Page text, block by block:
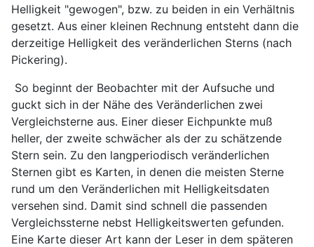
Helligkeit "gewogen", bzw. zu beiden in ein Verhältnis
gesetzt. Aus einer kleinen Rechnung entsteht dann die
derzeitige Helligkeit des veränderlichen Sterns (nach
Pickering).
So beginnt der Beobachter mit der Aufsuche und
guckt sich in der Nähe des Veränderlichen zwei
Vergleichsterne aus. Einer dieser Eichpunkte muß
heller, der zweite schwächer als der zu schätzende
Stern sein. Zu den langperiodisch veränderlichen
Sternen gibt es Karten, in denen die meisten Sterne
rund um den Veränderlichen mit Helligkeitsdaten
versehen sind. Damit sind schnell die passenden
Vergleichssterne nebst Helligkeitswerten gefunden.
Eine Karte dieser Art kann der Leser in dem späteren